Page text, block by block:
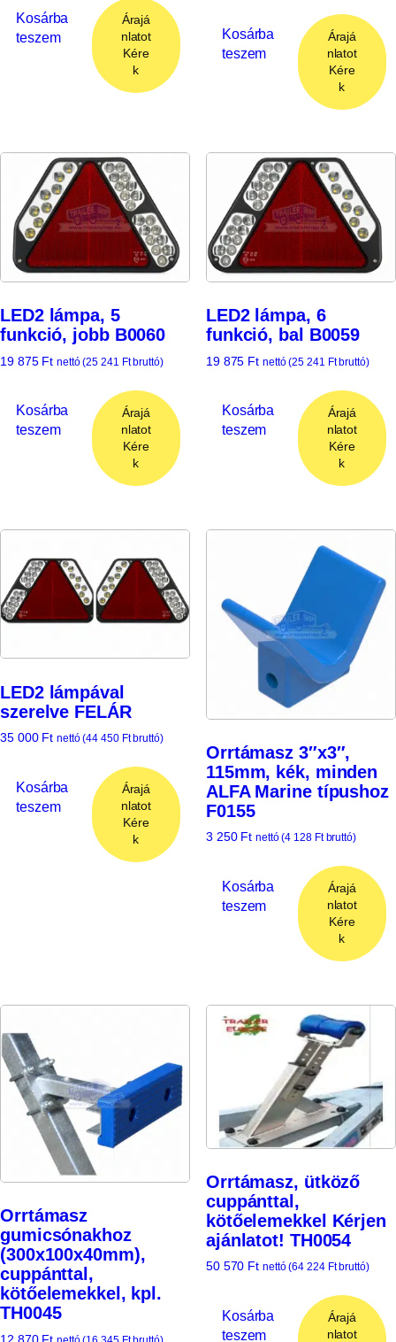
Kosárba
teszem
Árajá
nlatot
Kére
k
Kosárba
teszem
Árajá
nlatot
Kére
k
LED2 lámpa, 5
funkció, jobb B0060
19 875 Ft nettó (25 241 Ftbruttó)
Kosárba
teszem
Árajá
nlatot
Kére
k
LED2 lámpa, 6
funkció, bal B0059
19 875 Ft nettó (25 241 Ftbruttó)
Kosárba
teszem
Árajá
nlatot
Kére
k
LED2 lámpával
szerelve FELÁR
35 000 Ft nettó (44 450 Ftbruttó)
Kosárba
teszem
Árajá
nlatot
Kére
k
Orrtámasz 3″x3″,
115mm, kék, minden
ALFA Marine típushoz
F0155
3 250 Ft nettó (4 128 Ftbruttó)
Kosárba
teszem
Árajá
nlatot
Kére
k
Orrtámasz
gumicsónakhoz
(300x100x40mm),
cuppánttal,
kötőelemekkel, kpl.
TH0045
12 870 Ft nettó (16 345 Ftbruttó)
Orrtámasz, ütköző
cuppánttal,
kötőelemekkel Kérjen
ajánlatot! TH0054
50 570 Ft nettó (64 224 Ftbruttó)
Kosárba
teszem
Árajá
nlatot